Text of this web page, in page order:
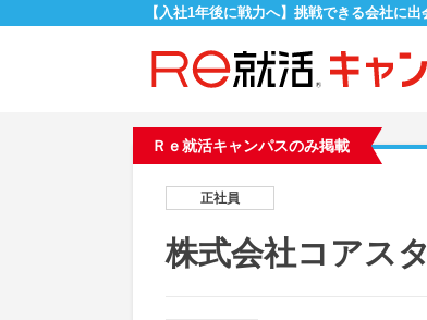
【入社1年後に戦力へ】挑戦できる会社に
Ｒｅ就活キャンパスのみ掲載
正社員
株式会社コアス